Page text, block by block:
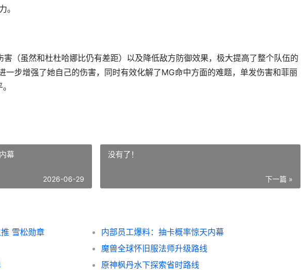
。
（虽然和杜杜哈娜比仍有差距）以及降低敌方防御效果，极大提高了整个队伍的
一步增强了她自己的伤害，同时有效化解了MG命中方面的难题，单发伤害和菲丽
幕
2026-06-29
没有了！
下一篇 »
雪松勋章
内部员工爆料：抽卡概率惊天内幕
魔兽全球怀旧服法师升级路线
原神枫丹水下探索省时路线